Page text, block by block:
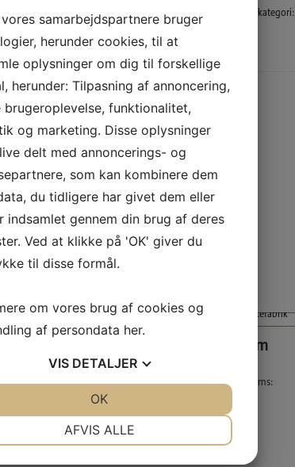
Varenummer (SKU): Varekategori:
Beskrivelse
mm
moms:
Fodpanel 32 x 164 mm
Profil nr. 85
Incl. moms:179,50DKK, excl. moms:
Se detaljer
samarbejdspartnere bruger
herunder cookies, til at
oplysninger om dig til forskellige
herunder: Tilpasning af annoncering,
brugeroplevelse, funktionalitet,
og marketing. Disse oplysninger
delt med annoncerings- og
som kan kombinere dem
du tidligere har givet dem eller
indsamlet gennem din brug af deres
Ved at klikke på 'OK' giver du
til disse formål.
om vores brug af cookies og
af persondata her.
VIS DETALJER
AFVIS ALLE
OK